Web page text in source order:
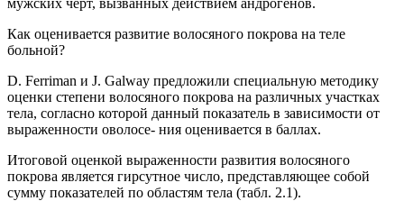
Как оценивается развитие волосяного покрова на теле
больной?
D. Ferriman и J. Galway предложили специальную методику
оценки степени волосяного покрова на различных участках
тела, согласно которой данный показатель в зависимости от
выраженности оволосе- ния оценивается в баллах.
Итоговой оценкой выраженности развития волосяного
покрова является гирсутное число, представляющее собой
сумму показателей по областям тела (табл. 2.1).